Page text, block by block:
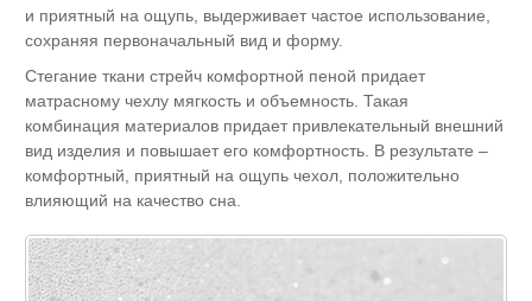
и приятный на ощупь, выдерживает частое использование,
сохраняя первоначальный вид и форму.
Стегание ткани стрейч комфортной пеной придает
матрасному чехлу мягкость и объемность. Такая
комбинация материалов придает привлекательный внешний
вид изделия и повышает его комфортность. В результате –
комфортный, приятный на ощупь чехол, положительно
влияющий на качество сна.